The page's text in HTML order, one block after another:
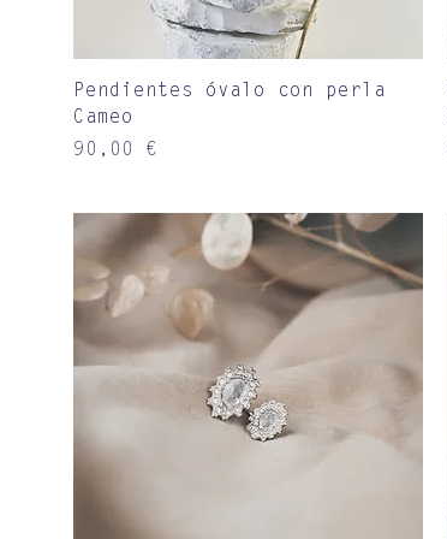
Vista rápida
Pendientes óvalo con perla
Cameo
Precio
90,00 €